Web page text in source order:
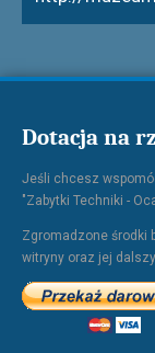
Dotacja na
Jeśli chcesz
"Zabytki Techniki -
Zgromadzone środki
witryny oraz jej